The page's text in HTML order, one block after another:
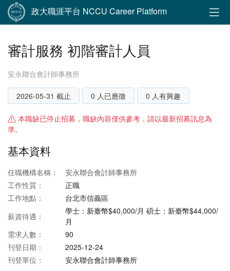
政大職涯平台 NCCU Career Platform
審計服務 初階審計人員
安永聯合會計師事務所
2026-05-31 截止 0 人已應徵 0 人有興趣
本職缺已停止招募，職缺內容僅供參考，請以最新招募訊息為
準。
基本資料
任職機構名稱：
安永聯合會計師事務所
工作性質：
正職
工作地點：
台北市信義區
薪資待遇：
學士：新臺幣$40,000/月 碩士：新臺幣$44,000/
月
需求人數：
90
刊登日期：
2025-12-24
刊登單位：
安永聯合會計師事務所